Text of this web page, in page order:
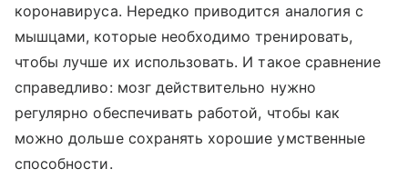
коронавируса. Нередко приводится аналогия с
мышцами, которые необходимо тренировать,
чтобы лучше их использовать. И такое сравнение
справедливо: мозг действительно нужно
регулярно обеспечивать работой, чтобы как
можно дольше сохранять хорошие умственные
способности.